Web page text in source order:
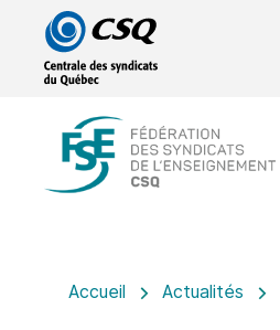
Passer
menu
principal
Passer
contenu
Accueil Actualités